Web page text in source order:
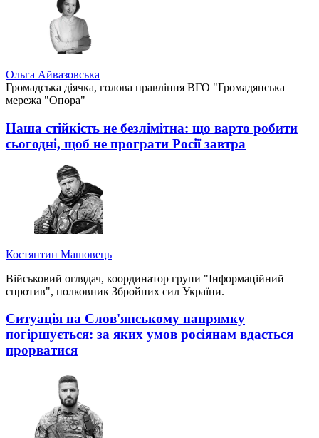
Ольга Айвазовська
Громадська діячка, голова правління ВГО "Громадянська
мережа "Опора"
Наша стійкість не безлімітна: що варто робити
сьогодні, щоб не програти Росії завтра
Костянтин Машовець
Військовий оглядач, координатор групи "Інформаційний
спротив", полковник Збройних сил України.
Ситуація на Слов'янському напрямку
погіршується: за яких умов росіянам вдасться
прорватися